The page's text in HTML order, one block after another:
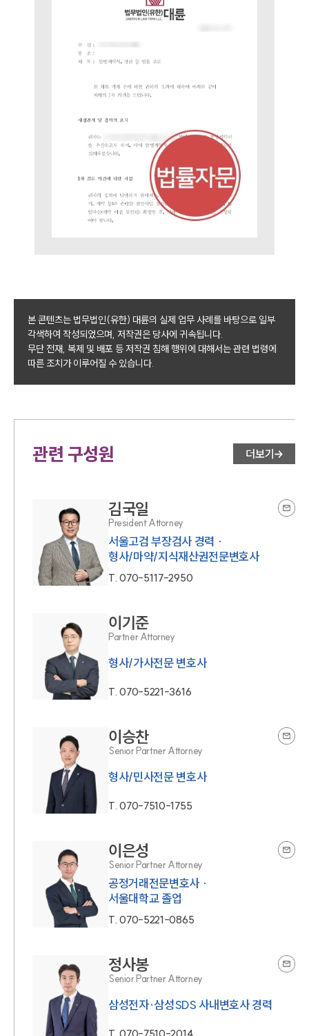
사례분석/최신동향
법률정보
고객후기
업무분야
분야별
구성원 소개
공지사항
법률 블로그
법률서식
뉴스레터/브로슈어
대륜법률상담예약
대륜법률상담예약
본 콘텐츠는 법무법인(유한) 대륜의 실제 업무 사례를 바탕으로 일부
각색하여 작성되었으며, 저작권은 당사에 귀속됩니다.
무단 전재, 복제 및 배포 등 저작권 침해 행위에 대해서는 관련 법령에
따른 조치가 이루어질 수 있습니다.
관련 구성원 더보기
김국일
President Attorney
서울고검 부장검사 경력 ·
형사/마약/지식재산권전문변호사
T.070-5117-2950
이기준
Partner Attorney
형사/가사전문 변호사
T.070-5221-3616
이승찬
Senior Partner Attorney
형사/민사전문 변호사
T.070-7510-1755
이은성
Senior Partner Attorney
공정거래전문변호사 ·
서울대학교 졸업
T.070-5221-0865
정사봉
Senior Partner Attorney
삼성전자·삼성SDS 사내변호사 경력